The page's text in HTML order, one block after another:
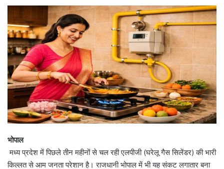
भोपाल
मध्य प्रदेश में पिछले तीन महीनों से चल रही एलपीजी (घरेलू गैस सिलेंडर) की भारी
किल्लत से आम जनता परेशान है। राजधानी भोपाल में भी यह संकट लगातार बना